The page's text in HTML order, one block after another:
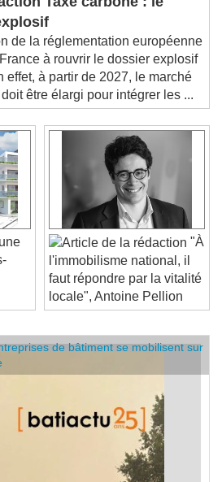
Taxe carbone : le
de la réglementation européenne
à rouvrir le dossier explosif
à partir de 2027, le marché
être élargi pour intégrer les ...
"À
l'immobilisme national, il
faut répondre par la vitalité
locale", Antoine Pellion
de bâtiment se mobilisent sur